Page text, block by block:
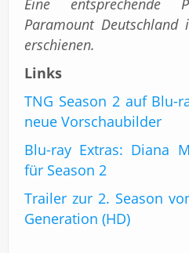
Eine entsprechende
Paramount
erschienen.
Links
TNG Season 2 auf Blu-
neue Vorschaubilder
Blu-ray Extras: Diana
für Season 2
Trailer zur 2. Season
Generation (HD)